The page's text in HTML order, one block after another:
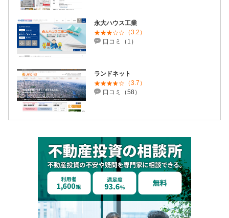
永大ハウス工業
（3.2）
口コミ（1）
ランドネット
（3.7）
口コミ（58）